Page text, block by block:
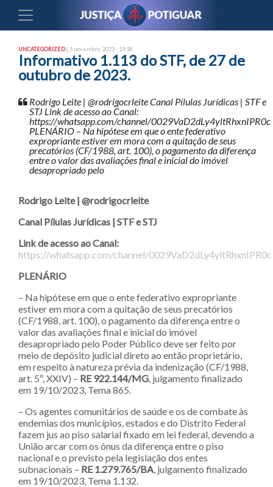
UNCATEGORIZED| 5 novembro, 2023 - 19:18
Informativo 1.113 do STF, de 27 de
outubro de 2023.
Rodrigo Leite | @rodrigocrleite Canal Pílulas Jurídicas | STF e
STJ Link de acesso ao Canal:
https://whatsapp.com/channel/0029VaD2dLy4yltRhxnIPR0c
PLENÁRIO – Na hipótese em que o ente federativo
expropriante estiver em mora com a quitação de seus
precatórios (CF/1988, art. 100), o pagamento da diferença
entre o valor das avaliações final e inicial do imóvel
desapropriado pelo
Rodrigo Leite | @rodrigocrleite
Canal Pílulas Jurídicas | STF e STJ
Link de acesso ao Canal:
https://whatsapp.com/channel/0029VaD2dLy4yltRhxnIPR0c
PLENÁRIO
– Na hipótese em que o ente federativo expropriante
estiver em mora com a quitação de seus precatórios
(CF/1988, art. 100), o pagamento da diferença entre o
valor das avaliações final e inicial do imóvel
desapropriado pelo Poder Público deve ser feito por
meio de depósito judicial direto ao então proprietário,
em respeito à natureza prévia da indenização (CF/1988,
art. 5º, XXIV) – RE 922.144/MG, julgamento finalizado
em 19/10/2023, Tema 865.
– Os agentes comunitários de saúde e os de combate às
endemias dos municípios, estados e do Distrito Federal
fazem jus ao piso salarial fixado em lei federal, devendo a
União arcar com os ônus da diferença entre o piso
nacional e o previsto pela legislação dos entes
subnacionais – RE 1.279.765/BA, julgamento finalizado
em 19/10/2023, Tema 1.132.